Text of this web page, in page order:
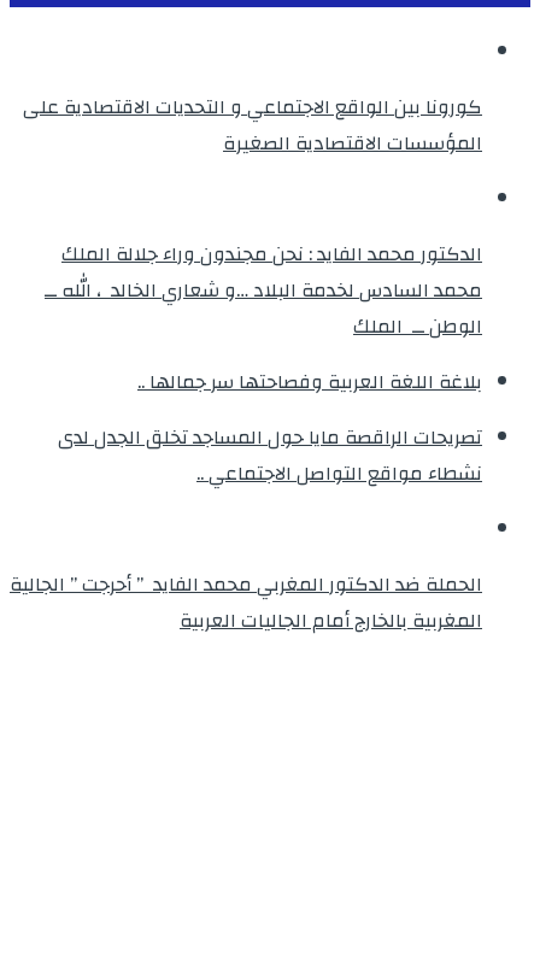
كورونا بين الواقع الاجتماعي و التحديات الاقتصادية على
المؤسسات الاقتصادية الصغيرة
الدكتور محمد الفايد : نحن مجندون وراء جلالة الملك
محمد السادس لخدمة البلاد …و شعاري الخالد ، الله ــ
الوطن ــ الملك
بلاغة اللغة العربية وفصاحتها سر جمالها ..
تصريحات الراقصة مايا حول المساجد تخلق الجدل لدى
نشطاء مواقع التواصل الاجتماعي ..
الحملة ضد الدكتور المغربي محمد الفايد ” أحرجت ” الجالية
المغربية بالخارج أمام الجاليات العربية